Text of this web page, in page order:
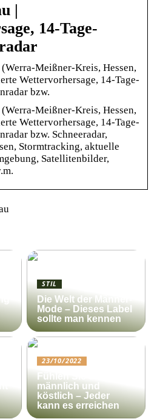
|
14-Tage-
Meißner-Kreis, Hessen,
Wettervorhersage, 14-Tage-
bzw.
Meißner-Kreis, Hessen,
Wettervorhersage, 14-Tage-
bzw. Schneeradar,
Stormtracking, aktuelle
Satellitenbilder,
STIL
Die Welt der Männer-
Mode – Dieses Label
sollte man kennen
23/10/2022
Fühlen Sie sich
männlich und
köstlich – Jeder
kann es erreichen